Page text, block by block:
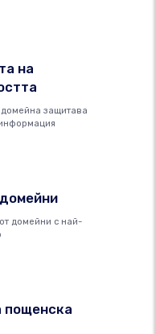
на
защитава
домейни с най-
пощенска